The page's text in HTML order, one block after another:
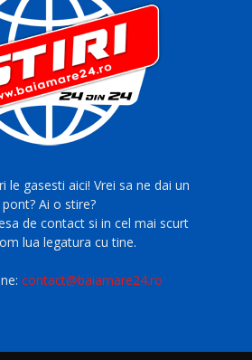
le gasesti aici! Vrei sa ne dai un
pont? Ai o stire?
de contact si in cel mai scurt
lua legatura cu tine.
contact@baiamare24.ro